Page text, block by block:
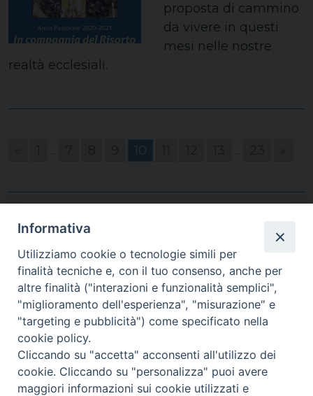
proposta di cammino
da vivere in questi
mesi nelle nostre
realtà ecclesiali.
10
Homepage
Informativa
Utilizziamo cookie o tecnologie simili per
finalità tecniche e, con il tuo consenso, anche per
altre finalità ("interazioni e funzionalità semplici",
"miglioramento dell'esperienza", "misurazione" e
"targeting e pubblicità") come specificato nella
cookie policy.
Cliccando su "accetta" acconsenti all'utilizzo dei
cookie. Cliccando su "personalizza" puoi avere
maggiori informazioni sui cookie utilizzati e